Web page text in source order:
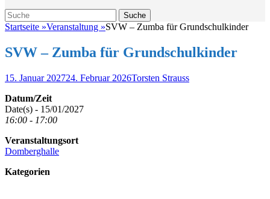
Suche
Suche
nach:
Startseite »Veranstaltung »SVW – Zumba für Grundschulkinder
SVW – Zumba für Grundschulkinder
Veröffentlicht
15. Januar 202724. Februar 2026Autor
Torsten Strauss
Datum/Zeit
Date(s) - 15/01/2027
16:00 - 17:00
Veranstaltungsort
Domberghalle
Kategorien